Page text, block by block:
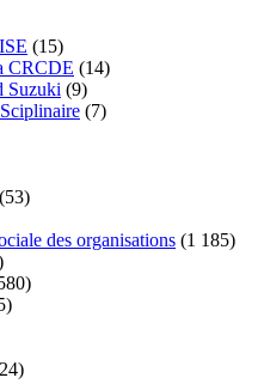
(15)
CRCDE (14)
Suzuki (9)
(7)
(53)
des organisations (1 185)